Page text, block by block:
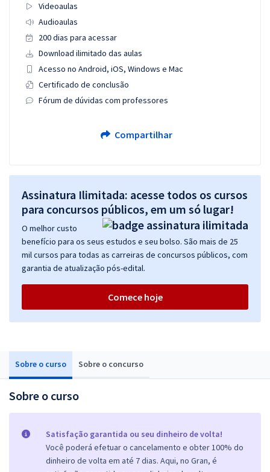
Sobre o curso Sobre o concurso
Sobre o curso
Satisfação garantida ou seu dinheiro de volta!
Você poderá efetuar o cancelamento e obter 100% do
dinheiro de volta em até 7 dias. Aqui, no Gran, é
Videoaulas
Audioaulas
200 dias para acessar
Download ilimitado das aulas
Acesso no Android, iOS, Windows e Mac
Certificado de conclusão
Fórum de dúvidas com professores
Compartilhar
Assinatura Ilimitada: acesse todos os cursos
para concursos públicos, em um só lugar!
O melhor custo
benefício para os seus estudos e seu bolso. São mais de 25
mil cursos para todas as carreiras de concursos públicos, com
garantia de atualização pós-edital.
Comece hoje